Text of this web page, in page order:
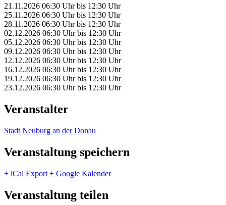
21.11.2026 06:30 Uhrbis 12:30 Uhr
25.11.2026 06:30 Uhrbis 12:30 Uhr
28.11.2026 06:30 Uhrbis 12:30 Uhr
02.12.2026 06:30 Uhrbis 12:30 Uhr
05.12.2026 06:30 Uhrbis 12:30 Uhr
09.12.2026 06:30 Uhrbis 12:30 Uhr
12.12.2026 06:30 Uhrbis 12:30 Uhr
16.12.2026 06:30 Uhrbis 12:30 Uhr
19.12.2026 06:30 Uhrbis 12:30 Uhr
23.12.2026 06:30 Uhrbis 12:30 Uhr
Veranstalter
Stadt Neuburg an der Donau
Veranstaltung speichern
+ iCal Export + Google Kalender
Veranstaltung teilen